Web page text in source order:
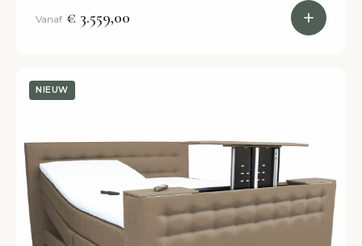
online!
Vanaf € 3.559,00
NIEUW